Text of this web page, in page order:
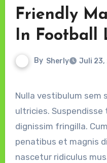
Friendly
In Football
By Sherly Juli 23,
Nulla vestibulum sem sed augue rhoncus
ultricies.
dignissim fringilla.
penatibus et magnis
nascetur ridiculus